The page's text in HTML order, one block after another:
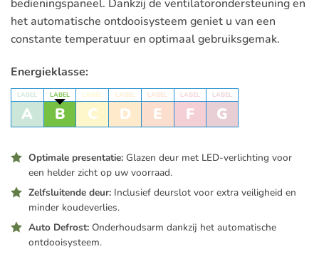
bedieningspaneel. Dankzij de ventilatorondersteuning en
het automatische ontdooisysteem geniet u van een
constante temperatuur en optimaal gebruiksgemak.
Energieklasse:
LABEL
A
LABEL
B
LABEL
C
LABEL
D
LABEL
E
LABEL
F
LABEL
G
Optimale presentatie: Glazen deur met LED-verlichting voor
een helder zicht op uw voorraad.
Zelfsluitende deur: Inclusief deurslot voor extra veiligheid en
minder koudeverlies.
Auto Defrost: Onderhoudsarm dankzij het automatische
ontdooisysteem.